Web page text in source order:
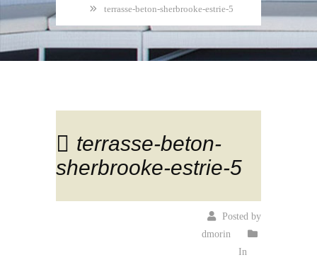
terrasse-beton-sherbrooke-estrie-5
terrasse-beton-
sherbrooke-estrie-5
Posted by
dmorin
In